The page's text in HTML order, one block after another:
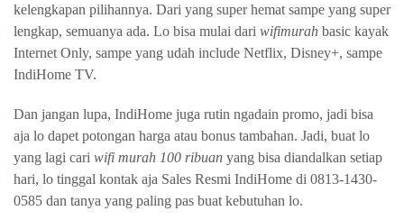
kelengkapan pilihannya. Dari yang super hemat sampe yang super
lengkap, semuanya ada. Lo bisa mulai dari wifimurah basic kayak
Internet Only, sampe yang udah include Netflix, Disney+, sampe
IndiHome TV.
Dan jangan lupa, IndiHome juga rutin ngadain promo, jadi bisa
aja lo dapet potongan harga atau bonus tambahan. Jadi, buat lo
yang lagi cari wifi murah 100 ribuan yang bisa diandalkan setiap
hari, lo tinggal kontak aja Sales Resmi IndiHome di 0813-1430-
0585 dan tanya yang paling pas buat kebutuhan lo.